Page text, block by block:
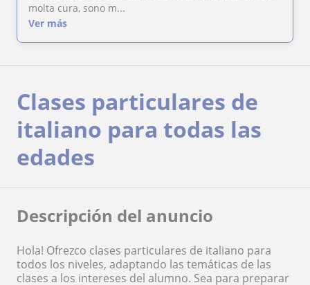
molta cura, sono m...
Ver más
Clases particulares de
italiano para todas las
edades
Descripción del anuncio
Hola! Ofrezco clases particulares de italiano para
todos los niveles, adaptando las temáticas de las
clases a los intereses del alumno. Sea para preparar